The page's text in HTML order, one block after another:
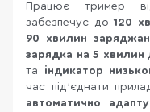
Працює тример
забезпечує до 120
90 хвилин
зарядка на 5 хвилин
та індикатор
час під’єднати
автоматично